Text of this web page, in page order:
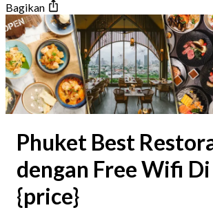
Bagikan
Phuket Best
dengan Free Wifi
{price}